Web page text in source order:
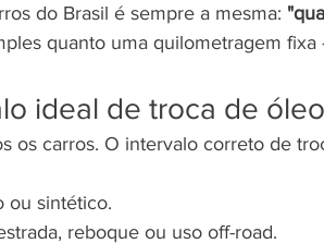
do Brasil é sempre a mesma:
quanto uma quilometragem
ideal de troca de óleo
os carros. O intervalo correto de
ou sintético.
reboque ou uso off-road.